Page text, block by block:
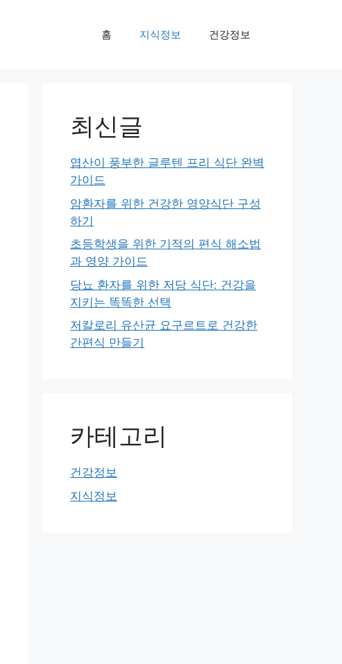
홈 지식정보 건강정보
최신글
엽산이 풍부한 글루텐 프리 식단 완벽
가이드
암환자를 위한 건강한 영양식단 구성
하기
초등학생을 위한 기적의 편식 해소법
과 영양 가이드
당뇨 환자를 위한 저당 식단: 건강을
지키는 똑똑한 선택
저칼로리 유산균 요구르트로 건강한
간편식 만들기
카테고리
건강정보
지식정보